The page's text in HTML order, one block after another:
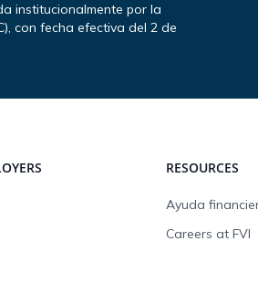
institucionalmente por la
con fecha efectiva del 2 de
RESOURCES
Ayuda
Careers at FVI